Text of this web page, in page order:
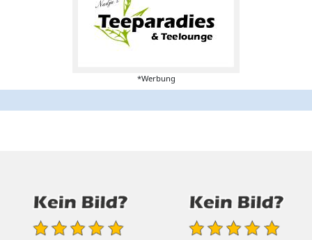
*Werbung